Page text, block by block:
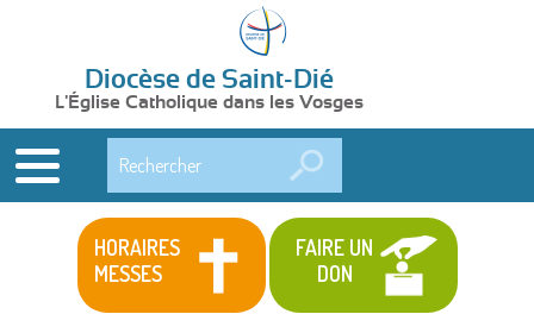
Diocèse de Saint-Dié
L'Église Catholique dans les Vosges
HORAIRES
MESSES
FAIRE UN
DON